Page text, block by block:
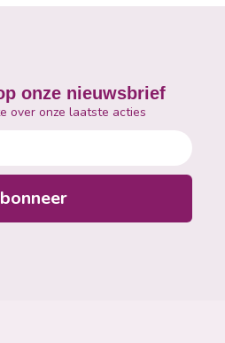
onze nieuwsbrief
over onze laatste acties